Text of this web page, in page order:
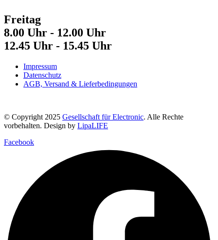
Freitag
8.00 Uhr - 12.00 Uhr
12.45 Uhr - 15.45 Uhr
Impressum
Datenschutz
AGB, Versand & Lieferbedingungen
© Copyright 2025 Gesellschaft für Electronic. Alle Rechte
vorbehalten. Design by LipaLIFE
Facebook